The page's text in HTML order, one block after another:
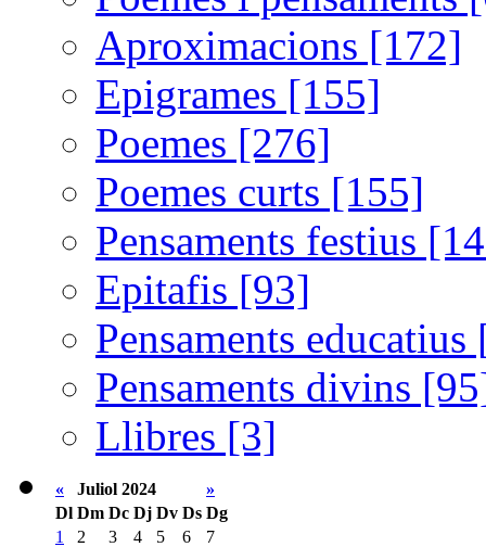
Aproximacions [172]
Epigrames [155]
Poemes [276]
Poemes curts [155]
Pensaments festius
Epitafis [93]
Pensaments
Pensaments divins
Llibres [3]
« Juliol 2024
»
Dl Dm Dc Dj Dv Ds Dg
1
2 3 4 5 6
7